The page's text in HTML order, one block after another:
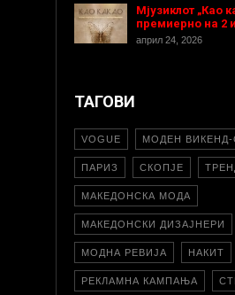
Мјузиклот „Као
премиерно на 2
април 24, 2026
ТАГОВИ
VOGUE МОДЕН ВИКЕНД-
ПАРИЗ СКОПЈЕ
МАКЕДОНСКА МОДА
МАКЕДОНСКИ ДИЗАЈНЕРИ
МОДНА РЕВИЈА НАКИТ
РЕКЛАМНА КАМПАЊА